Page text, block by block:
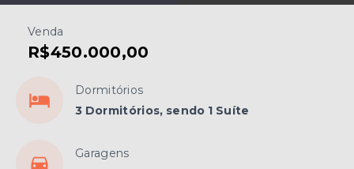
Venda
R$450.000,00
Dormitórios
3 Dormitórios, sendo 1 Suíte
Garagens